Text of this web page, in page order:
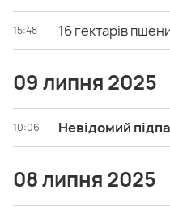
15:48 16 гектарів
09 липня 2025
10:06 Невідомий
08 липня 2025